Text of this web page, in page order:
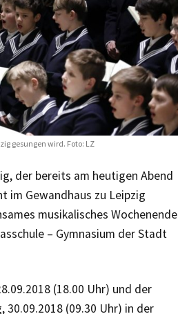
gesungen wird. Foto: LZ
der bereits am heutigen Abend
im Gewandhaus zu Leipzig
musikalisches Wochenende
– Gymnasium der Stadt
(18.00 Uhr) und der
(09.30 Uhr) in der